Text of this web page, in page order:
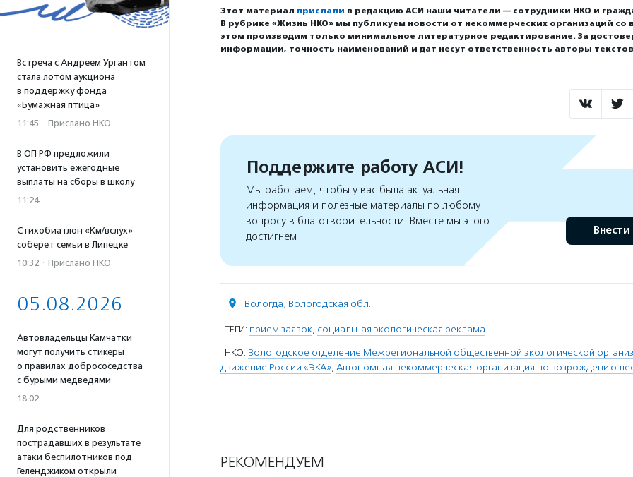
Встреча с Андреем Ургантом
стала лотом аукциона
в поддержку фонда
«Бумажная птица»
11:45 · Прислано НКО
В ОП РФ предложили
установить ежегодные
выплаты на сборы в школу
11:24
Стихобиатлон «Км/вслух»
соберет семьи в Липецке
10:32 · Прислано НКО
05.08.2026
Автовладельцы Камчатки
могут получить стикеры
о правилах добрососедства
с бурыми медведями
18:02
Для родственников
пострадавших в результате
атаки беспилотников под
Геленджиком открыли
Этот материал прислали в редакцию АСИ наши читатели — сотрудники НКО и
В рубрике «Жизнь НКО» мы публикуем новости от некоммерческих организаций со
этом производим только минимальное литературное редактирование. За
информации, точность наименований и дат несут ответственность авторы
Поддержите работу АСИ!
Мы работаем, чтобы у вас была актуальная
информация и полезные материалы по любому
вопросу в благотворительности. Вместе мы этого
достигнем
Внести
Вологда, Вологодская обл.
ТЕГИ: прием заявок, социальная экологическая реклама
НКО: Вологодское отделение Межрегиональной общественной экологической
движение России «ЭКА», Автономная некоммерческая организация по возрождению
РЕКОМЕНДУЕМ